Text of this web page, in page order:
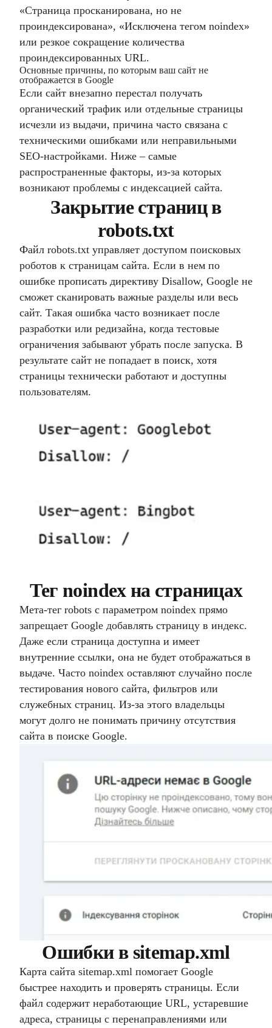
«Страница просканирована, но не
проиндексирована», «Исключена тегом noindex»
или резкое сокращение количества
проиндексированных URL.
Основные причины, по которым ваш сайт не
отображается в Google
Если сайт внезапно перестал получать
органический трафик или отдельные страницы
исчезли из выдачи, причина часто связана с
техническими ошибками или неправильными
SEO-настройками. Ниже – самые
распространенные факторы, из-за которых
возникают проблемы с индексацией сайта.
Закрытие страниц в
robots.txt
Файл robots.txt управляет доступом поисковых
роботов к страницам сайта. Если в нем по
ошибке прописать директиву Disallow, Google не
сможет сканировать важные разделы или весь
сайт. Такая ошибка часто возникает после
разработки или редизайна, когда тестовые
ограничения забывают убрать после запуска. В
результате сайт не попадает в поиск, хотя
страницы технически работают и доступны
пользователям.
Тег noindex на страницах
Мета-тег robots с параметром noindex прямо
запрещает Google добавлять страницу в индекс.
Даже если страница доступна и имеет
внутренние ссылки, она не будет отображаться в
выдаче. Часто noindex оставляют случайно после
тестирования нового сайта, фильтров или
служебных страниц. Из-за этого владельцы
могут долго не понимать причину отсутствия
сайта в поиске Google.
Ошибки в sitemap.xml
Карта сайта sitemap.xml помогает Google
быстрее находить и проверять страницы. Если
файл содержит неработающие URL, устаревшие
адреса, страницы с перенаправлениями или